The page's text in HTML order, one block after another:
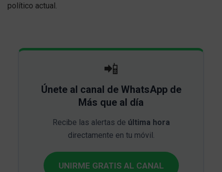
político actual.
📲
Únete al canal de WhatsApp de
Más que al día
Recibe las alertas de última hora
directamente en tu móvil.
UNIRME GRATIS AL CANAL